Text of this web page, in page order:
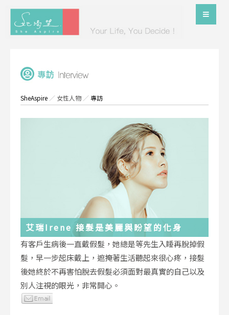
SheAspire ／ 女性人物／專訪
艾瑞Irene 接髮是美麗與盼望的化身
有客戶生病後一直戴假髮，她總是等先生入睡再脫掉假
髮，早一步起床戴上，遮掩著生活聽起來很心疼，接髮
後她終於不再害怕脫去假髮必須面對最真實的自己以及
別人注視的眼光，非常開心。